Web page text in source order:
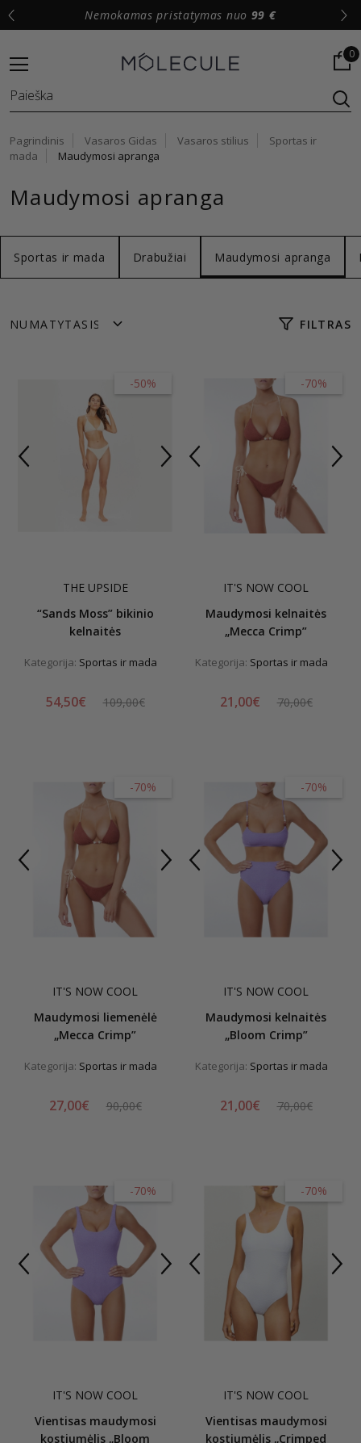
Nemokamas pristatymas nuo 99 €
0
Pagrindinis Vasaros Gidas Vasaros stilius
Sportas ir
mada
Maudymosi apranga
Maudymosi apranga
Sportas ir mada Drabužiai Maudymosi apranga
FILTRAS
-50%
THE UPSIDE
“Sands Moss” bikinio
kelnaitės
Kategorija: Sportas ir mada
54,50€ 109,00€
-70%
IT'S NOW COOL
Maudymosi kelnaitės
„Mecca Crimp”
Kategorija: Sportas ir mada
21,00€ 70,00€
-70%
IT'S NOW COOL
Maudymosi liemenėlė
„Mecca Crimp”
Kategorija: Sportas ir mada
27,00€ 90,00€
-70%
IT'S NOW COOL
Maudymosi kelnaitės
„Bloom Crimp”
Kategorija: Sportas ir mada
21,00€ 70,00€
-70%
IT'S NOW COOL
Vientisas maudymosi
kostiumėlis „Bloom
-70%
IT'S NOW COOL
Vientisas maudymosi
kostiumėlis „Crimped